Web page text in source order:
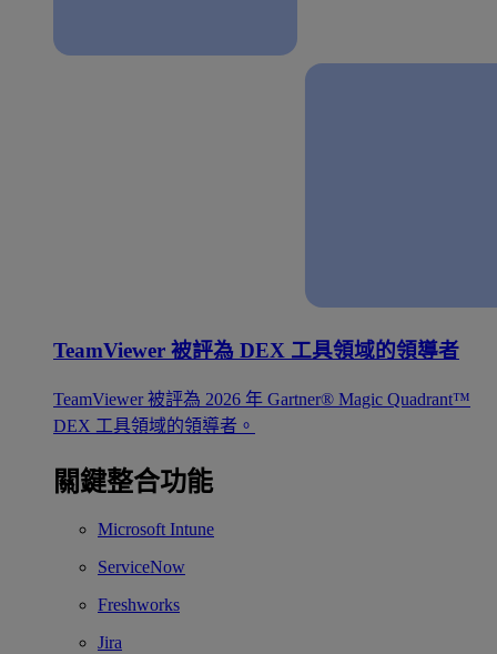
TeamViewer 被評為 DEX 工具領域的領導者
TeamViewer 被評為 2026 年 Gartner® Magic Quadrant™
DEX 工具領域的領導者。
關鍵整合功能
Microsoft Intune
ServiceNow
Freshworks
Jira